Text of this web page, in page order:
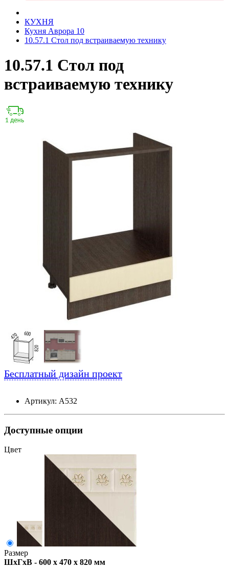
КУХНЯ
Кухня Аврора 10
10.57.1 Стол под встраиваемую технику
10.57.1 Стол под
встраиваемую технику
Бесплатный дизайн проект
Артикул: А532
Доступные опции
Цвет
Размер
ШxГxВ - 600 x 470 x 820 мм